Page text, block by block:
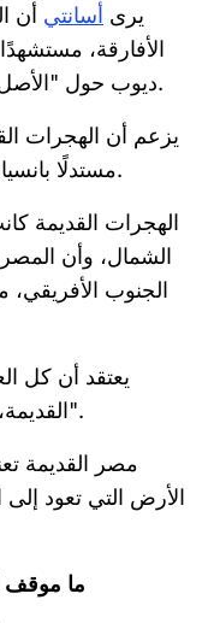
يرى أسانتي أن
الأفارقة،
ديوب حول "الأصل الزنجي" للحضارة المصرية القديمة.
مستدلًا بانسياب نهر النيل من الجنوب إلى الشمال.
الشمال، وأن
الجنوب الأفريقي،
القديمة، التي يزعم بأنها "أمة أفريقية سوداء".
الأرض التي تعود
ما موقف